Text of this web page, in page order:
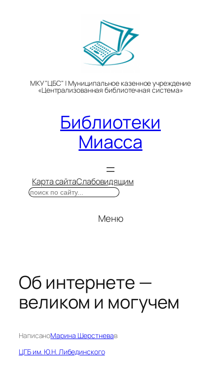
МКУ "ЦБС" | Муниципальное казенное учреждение
«Централизованная библиотечная система»
Библиотеки
Миасса
Карта сайтаСлабовидящим
Поиск
Меню
Об интернете —
великом и могучем
НаписаноМарина Шерстневав
ЦГБ им. Ю.Н. Либединского